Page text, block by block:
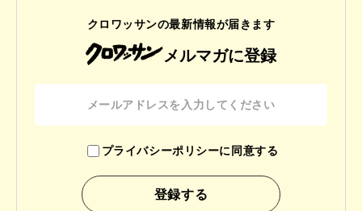
クロワッサンの最新情報が届きます
メルマガに登録
プライバシーポリシーに同意する